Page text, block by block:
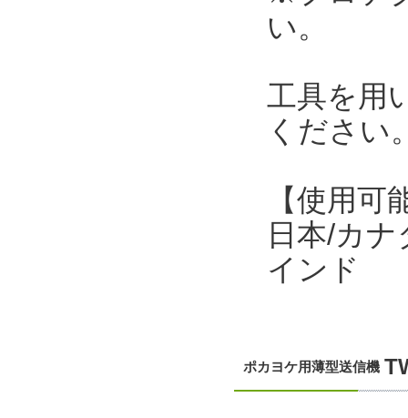
い。
工具を用
ください
【使用可
日本/カ
インド
ポカヨケ用薄型送信機